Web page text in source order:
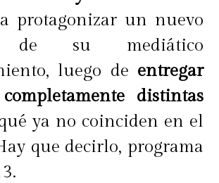
protagonizar un nuevo
de su mediático
luego de entregar
distintas
ya no coinciden en el
que decirlo, programa